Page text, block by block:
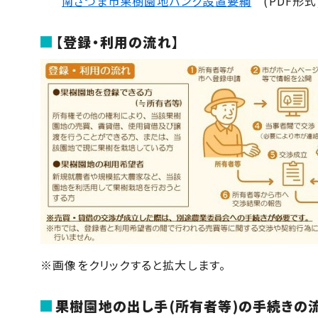
【登録・利用の流れ】
※画像をクリックすると拡大します。
果樹園地の出し手(所有者等)の手続きの